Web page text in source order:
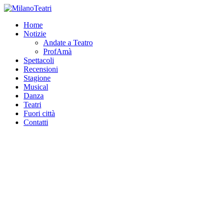
Home
Notizie
Andate a Teatro
ProfAmà
Spettacoli
Recensioni
Stagione
Musical
Danza
Teatri
Fuori città
Contatti